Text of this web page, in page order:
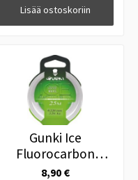
Lisää ostoskoriin
Gunki Ice
Fluorocarbon
0.34mm 8,11kg 25m
8,90 €